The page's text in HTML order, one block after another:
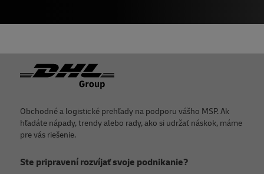
Obchodné a logistické prehľady na podporu vášho MSP. Ak
hľadáte nápady, trendy alebo rady, ako si udržať náskok, máme
pre vás riešenie.
Ste pripravení rozvíjať svoje podnikanie?